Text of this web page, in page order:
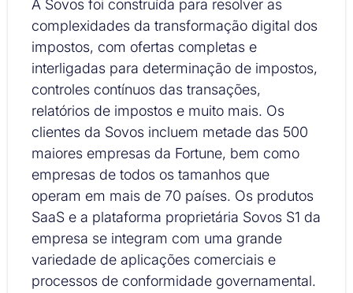
A Sovos foi construída para resolver as
complexidades da transformação digital dos
impostos, com ofertas completas e
interligadas para determinação de impostos,
controles contínuos das transações,
relatórios de impostos e muito mais. Os
clientes da Sovos incluem metade das 500
maiores empresas da Fortune, bem como
empresas de todos os tamanhos que
operam em mais de 70 países. Os produtos
SaaS e a plataforma proprietária Sovos S1 da
empresa se integram com uma grande
variedade de aplicações comerciais e
processos de conformidade governamental.